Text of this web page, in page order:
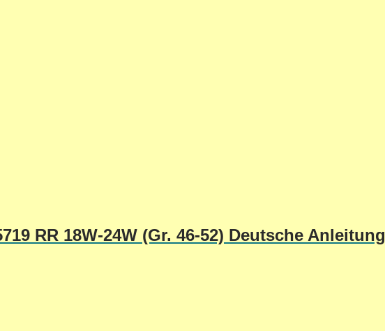
RR 18W-24W (Gr. 46-52) Deutsche Anleitung